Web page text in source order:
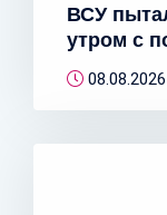
ВСУ
утром с
08.08.2026